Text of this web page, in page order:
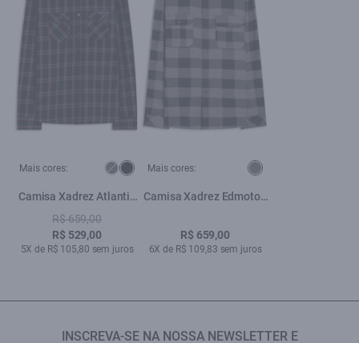
Mais cores:
Camisa Xadrez Atlantic
Plaid Preto
R$ 659,00
R$ 529,00
5X de R$ 105,80 sem juros
Mais cores:
Camisa Xadrez Edmoton
R$ 659,00
6X de R$ 109,83 sem juros
INSCREVA-SE NA NOSSA NEWSLETTER E